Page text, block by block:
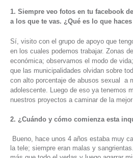
1. Siempre veo fotos en tu facebook
a los que te vas. ¿Qué es lo que
Sí, visito con el grupo de apoyo que
en los cuales podemos trabajar. Zonas
económica; observamos el modo de
que las municipalidades olvidan sobre
con alto porcentaje de abusos sexual a
adolescente. Luego de eso ya tenemos
nuestros proyectos a caminar de la
2. ¿Cuándo y cómo comienza esta
Bueno, hace unos 4 años estaba muy
la tele; siempre eran malas y